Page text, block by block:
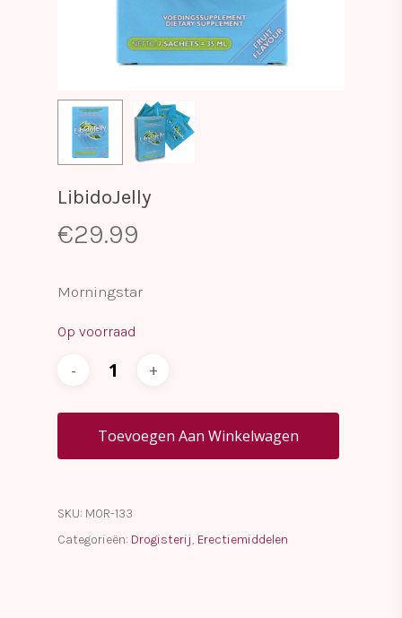
LibidoJelly
€29.99
Morningstar
Op voorraad
Toevoegen Aan Winkelwagen
SKU: MOR-133
Categorieën: Drogisterij, Erectiemiddelen